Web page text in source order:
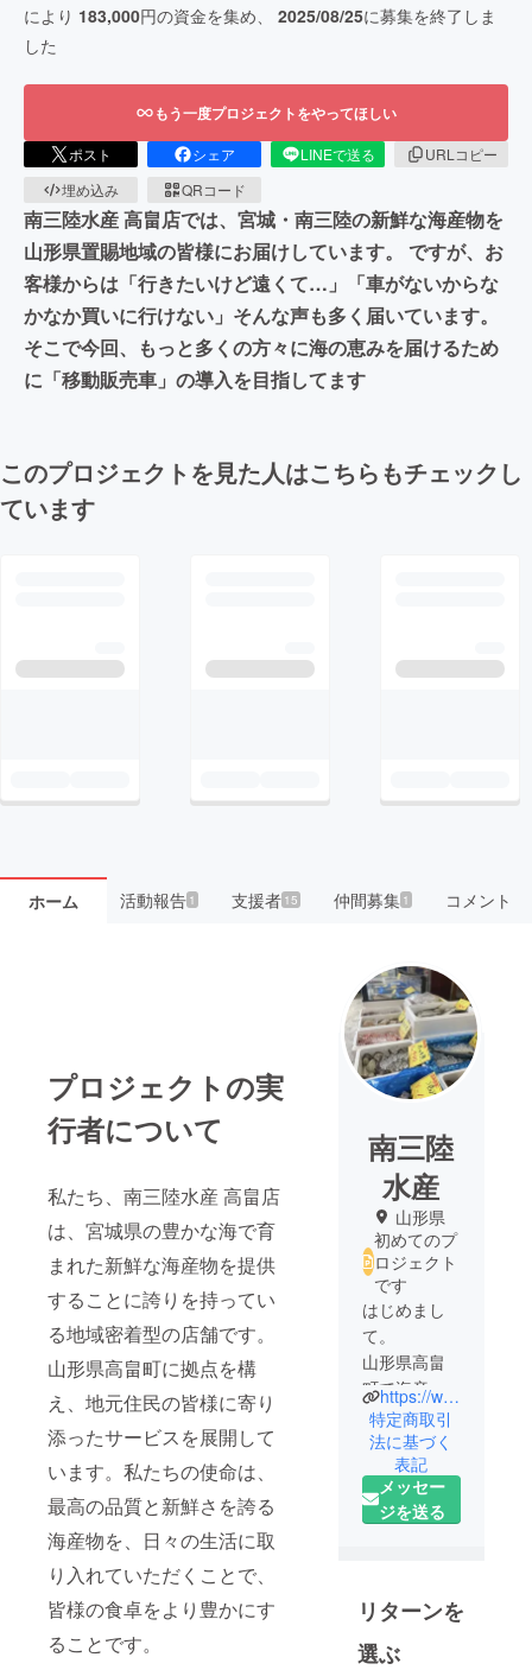
により 183,000円の資金を集め、 2025/08/25に募集を終了しま
した
もう一度プロジェクトをやってほしい
ポスト シェア LINEで送る
URLコピー
埋め込み
QRコード
南三陸水産 高畠店では、宮城・南三陸の新鮮な海産物を
山形県置賜地域の皆様にお届けしています。 ですが、お
客様からは「行きたいけど遠くて…」「車がないからな
かなか買いに行けない」そんな声も多く届いています。
そこで今回、もっと多くの方々に海の恵みを届けるため
に「移動販売車」の導入を目指してます
このプロジェクトを見た人はこちらもチェックし
ています
ホーム 活動報告1 支援者 15 仲間募集 1 コメント
プロジェクトの実
行者について
私たち、南三陸水産 高畠店
は、宮城県の豊かな海で育
まれた新鮮な海産物を提供
することに誇りを持ってい
る地域密着型の店舗です。
山形県高畠町に拠点を構
え、地元住民の皆様に寄り
添ったサービスを展開して
います。私たちの使命は、
最高の品質と新鮮さを誇る
海産物を、日々の生活に取
り入れていただくことで、
皆様の食卓をより豊かにす
ることです。
南三陸
水産
山形県
初めてのプ
ロジェクト
です
はじめまし
て。
山形県高畠
町で海産物
専門店「南
三陸水産」
を営んでお
ります。
けに、故
郷・宮城県
南三陸の海
https://www.instagram.com/minamisanrikusuisan?igsh=MTAwdDJhZm11dWh6OQ%3D%3D&utm_source=qr
特定商取引
法に基づく
表記
メッセー
ジを送る
リターンを
選ぶ